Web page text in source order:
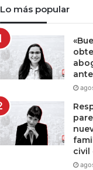
Lo más popular
civil